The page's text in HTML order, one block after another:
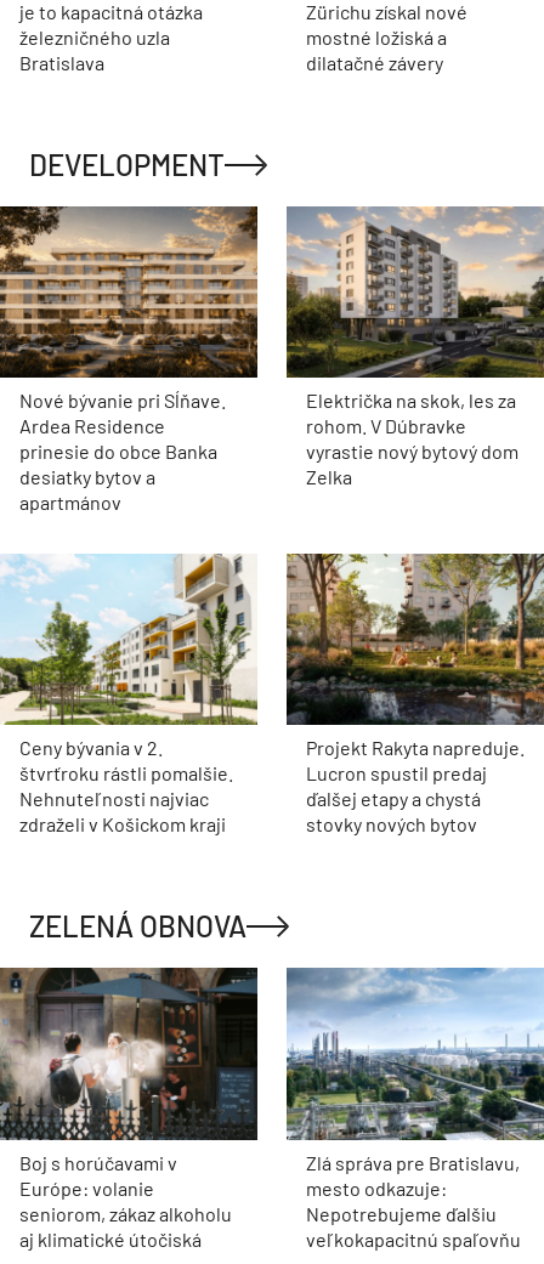
je to kapacitná otázka
železničného uzla
Bratislava
Zürichu získal nové
mostné ložiská a
dilatačné závery
DEVELOPMENT
Nové bývanie pri Sĺňave.
Ardea Residence
prinesie do obce Banka
desiatky bytov a
apartmánov
Električka na skok, les za
rohom. V Dúbravke
vyrastie nový bytový dom
Zelka
Ceny bývania v 2.
štvrťroku rástli pomalšie.
Nehnuteľnosti najviac
zdraželi v Košickom kraji
Projekt Rakyta napreduje.
Lucron spustil predaj
ďalšej etapy a chystá
stovky nových bytov
ZELENÁ OBNOVA
Boj s horúčavami v
Európe: volanie
seniorom, zákaz alkoholu
aj klimatické útočiská
Zlá správa pre Bratislavu,
mesto odkazuje:
Nepotrebujeme ďalšiu
veľkokapacitnú spaľovňu